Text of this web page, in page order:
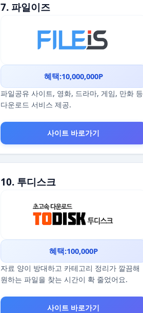
7. 파일이즈
혜택:10,000,000P
파일공유 사이트, 영화, 드라마, 게임, 만화 등
다운로드 서비스 제공.
사이트 바로가기
10. 투디스크
혜택:100,000P
자료 양이 방대하고 카테고리 정리가 깔끔해
원하는 파일을 찾는 시간이 확 줄었어요.
사이트 바로가기